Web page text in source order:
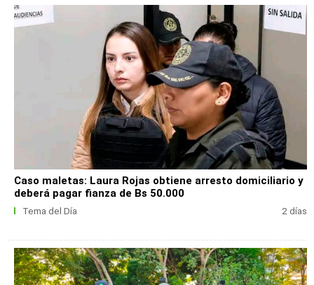
Caso maletas: Laura Rojas obtiene arresto domiciliario y
deberá pagar fianza de Bs 50.000
Tema del Día 2 días